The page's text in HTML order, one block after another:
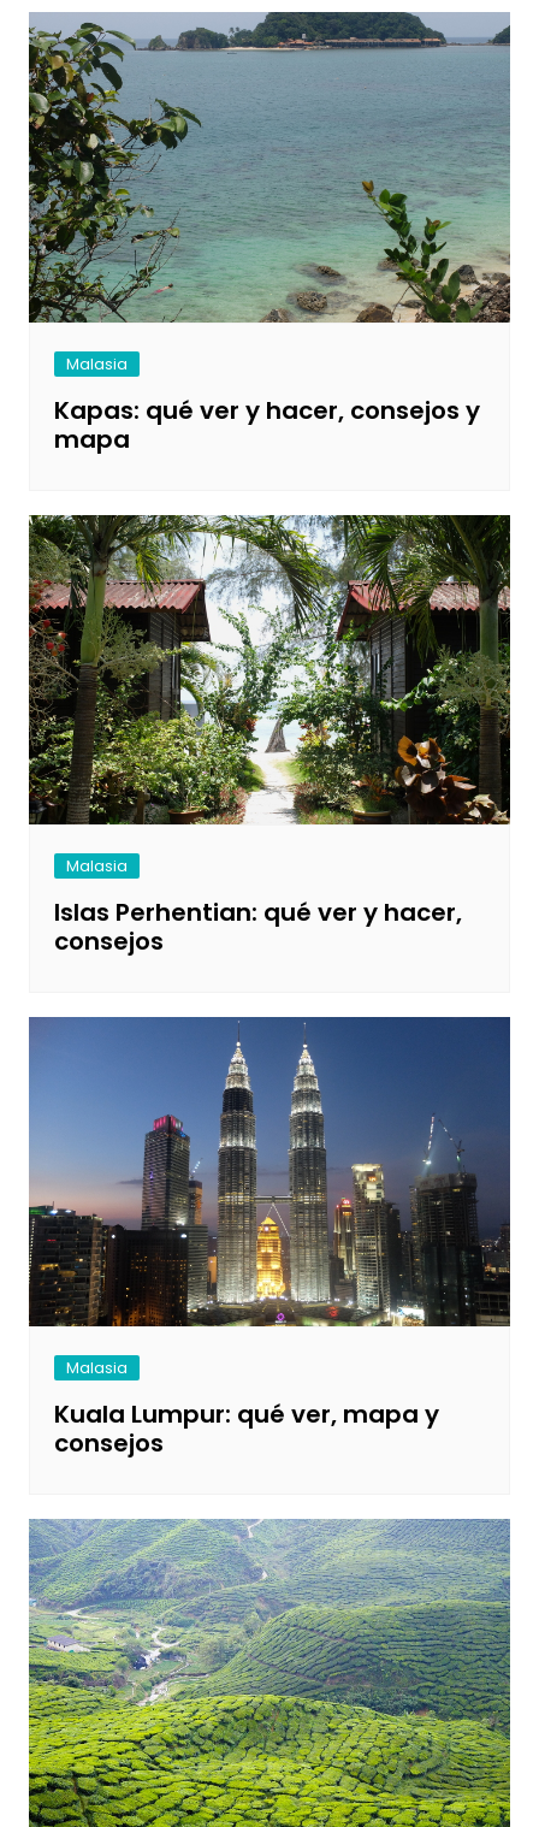
Malasia
Kapas: qué ver y hacer, consejos y
mapa
Malasia
Islas Perhentian: qué ver y hacer,
consejos
Malasia
Kuala Lumpur: qué ver, mapa y
consejos